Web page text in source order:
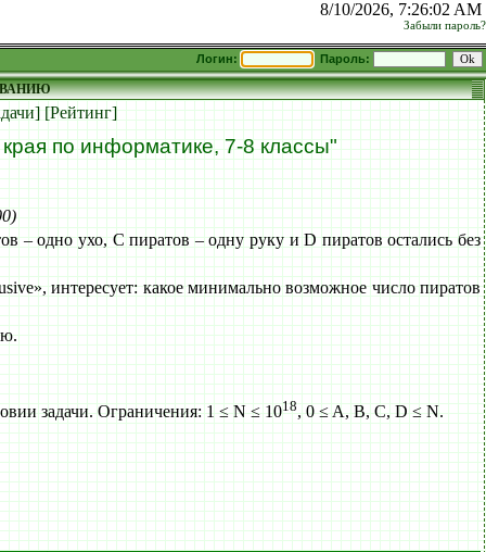
8/10/2026, 7:26:02 AM
Забыли пароль?
Логин: Пароль:
[Рейтинг]
по информатике, 7-8 классы"
– одно ухо, C пиратов – одну руку и D пиратов остались без
интересует: какое минимально возможное число пиратов
задачи. Ограничения: 1 ≤ N ≤ 1018, 0 ≤ A, B, C, D ≤ N.